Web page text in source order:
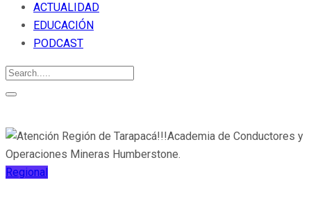
ACTUALIDAD
EDUCACIÓN
PODCAST
Regional